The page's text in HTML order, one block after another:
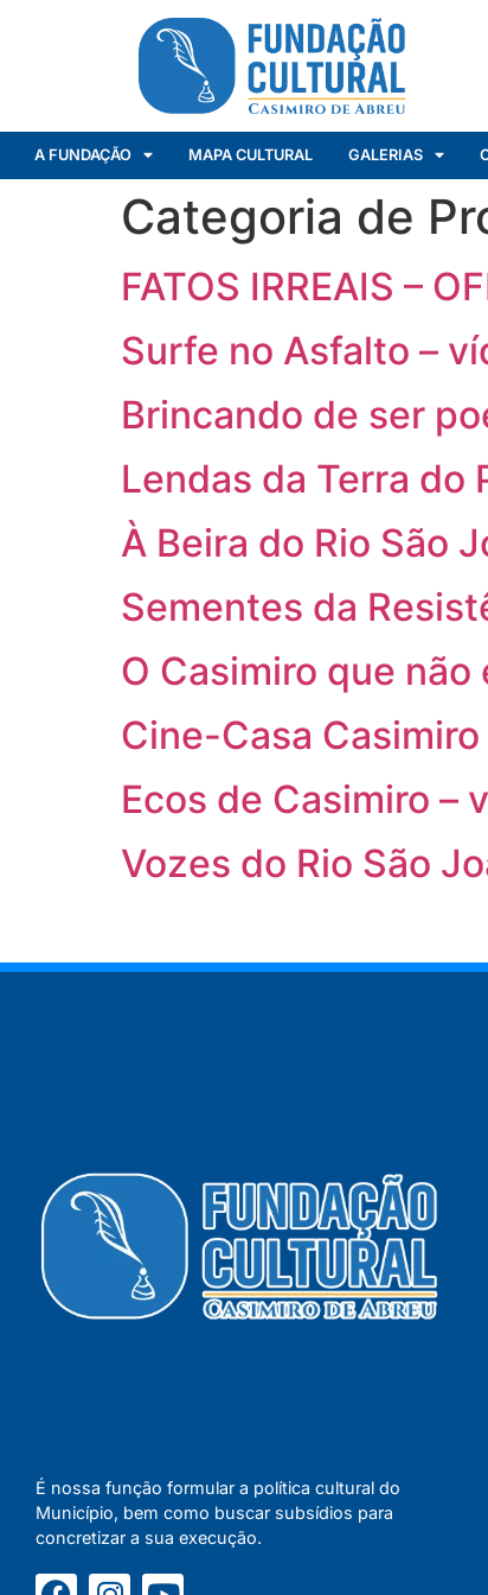
A FUNDAÇÃO MAPA CULTURAL GALERIAS
Categoria de
FATOS IRREAIS –
Surfe no Asfalto –
Brincando de ser
Lendas da Terra do
À Beira do Rio São
Sementes da
O Casimiro que
Cine-Casa
Ecos de Casimiro –
Vozes do Rio São
É nossa função formular a política cultural do
Município, bem como buscar subsídios para
concretizar a sua execução.